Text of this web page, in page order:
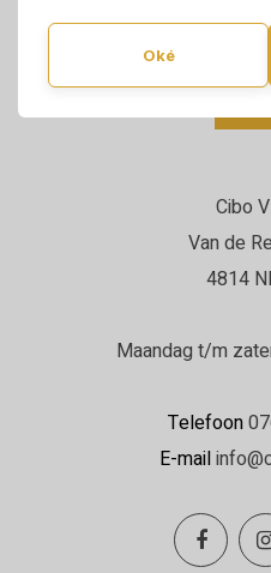
Oké
Cibo
Van de
4814
Maandag t/m
Telefoon
E-mail